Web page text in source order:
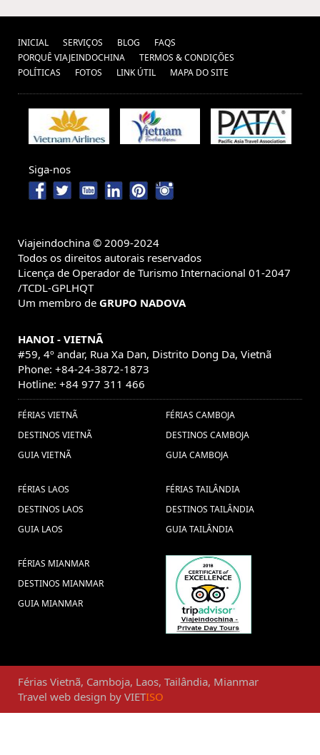
INICIAL SERVIÇOS BLOG
FAQS
PORQUÊ VIAJEINDOCHINA
TERMOS & CONDIÇÕES
POLÍTICAS
FOTOS LINK ÚTIL MAPA DO SITE
Siga-nos
Viajeindochina © 2009-2024
Todos os direitos autorais reservados
Licença de Operador de Turismo Internacional 01-2047
/TCDL-GPLHQT
Um membro de GRUPO NADOVA
HANOI - VIETNÃ
#59, 4º andar, Rua Xa Dan, Distrito Dong Da, Vietnã
Phone: +84-24-3872-1873
Hotline: +84 977 311 466
FÉRIAS VIETNÃ
DESTINOS VIETNÃ
GUIA VIETNÃ
FÉRIAS CAMBOJA
DESTINOS CAMBOJA
GUIA CAMBOJA
FÉRIAS LAOS
DESTINOS LAOS
GUIA LAOS
FÉRIAS TAILÂNDIA
DESTINOS TAILÂNDIA
GUIA TAILÂNDIA
FÉRIAS MIANMAR
DESTINOS MIANMAR
GUIA MIANMAR
Férias Vietnã, Camboja, Laos, Tailândia, Mianmar
Travel web design by VIETISO